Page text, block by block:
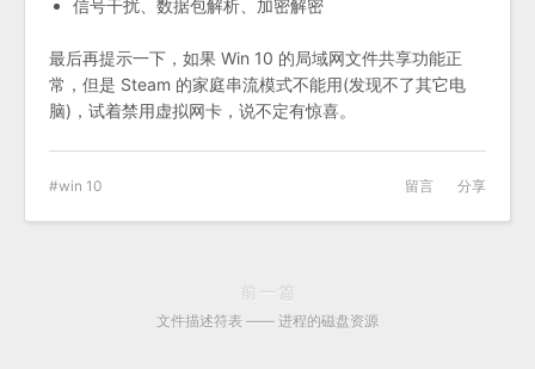
信号干扰、数据包解析、加密解密
最后再提示一下，如果 Win 10 的局域网文件共享功能正
常，但是 Steam 的家庭串流模式不能用(发现不了其它电
脑)，试着禁用虚拟网卡，说不定有惊喜。
分享
留言
win 10
前一篇
文件描述符表 —— 进程的磁盘资源